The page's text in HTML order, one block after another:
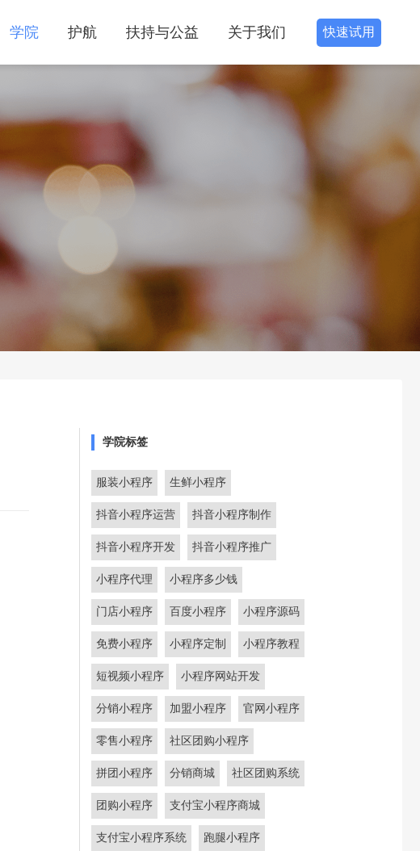
学院 护航 扶持与公益 关于我们 快速试用
学院标签
服装小程序 生鲜小程序
抖音小程序运营 抖音小程序制作
抖音小程序开发 抖音小程序推广
小程序代理 小程序多少钱
门店小程序 百度小程序 小程序源码
免费小程序 小程序定制 小程序教程
短视频小程序 小程序网站开发
分销小程序 加盟小程序 官网小程序
零售小程序 社区团购小程序
拼团小程序 分销商城 社区团购系统
团购小程序 支付宝小程序商城
支付宝小程序系统 跑腿小程序